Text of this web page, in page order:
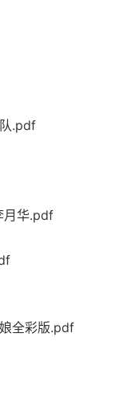
.pdf
月华.pdf
全彩版.pdf